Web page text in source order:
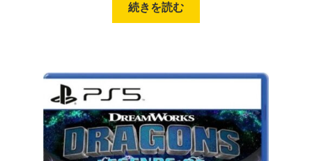
続きを読む